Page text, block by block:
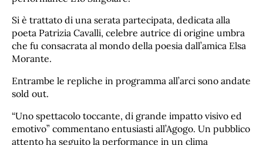
Si è trattato di una serata partecipata, dedicata alla
poeta Patrizia Cavalli, celebre autrice di origine umbra
che fu consacrata al mondo della poesia dall’amica Elsa
Morante.
Entrambe le repliche in programma all’arci sono andate
sold out.
“Uno spettacolo toccante, di grande impatto visivo ed
emotivo” commentano entusiasti all’Agogo. Un pubblico
attento ha seguito la performance in un clima